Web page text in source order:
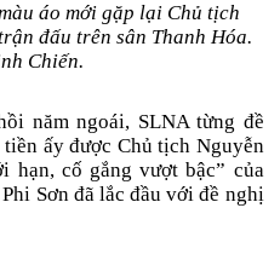
áo mới gặp lại Chủ tịch
đấu trên sân Thanh Hóa.
Chiến.
năm ngoái, SLNA từng đề
ấy được Chủ tịch Nguyễn
hạn, cố gắng vượt bậc” của
Sơn đã lắc đầu với đề nghị